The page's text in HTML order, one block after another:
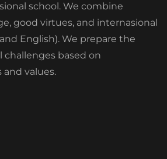
school. We combine
good virtues, and internasional
English). We prepare the
based on
values.